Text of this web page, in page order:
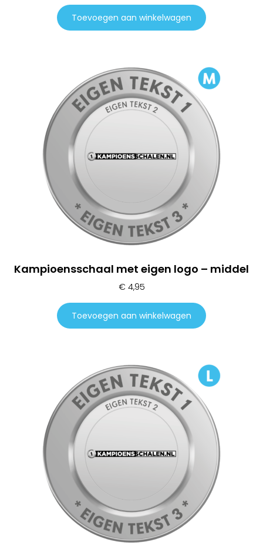
Toevoegen aan winkelwagen
Kampioensschaal met eigen logo – middel
€ 4,95
Toevoegen aan winkelwagen